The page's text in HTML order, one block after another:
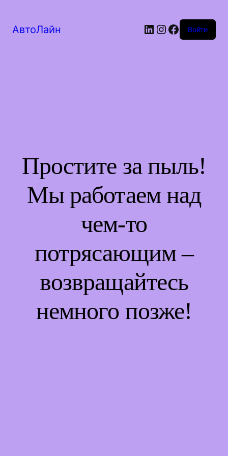
АвтоЛайн LinkedIn
Instagram
Facebook
Войти
Простите за пыль!
Мы работаем над
чем-то
потрясающим –
возвращайтесь
немного позже!